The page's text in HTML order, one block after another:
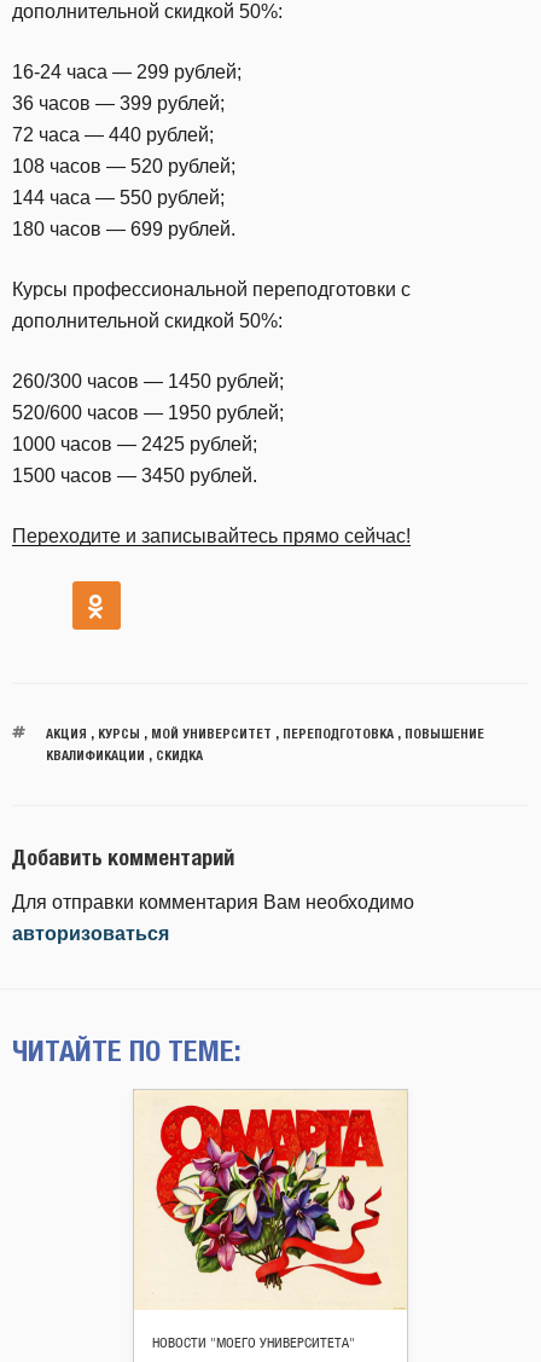
дополнительной скидкой 50%:
16-24 часа — 299 рублей;
36 часов — 399 рублей;
72 часа — 440 рублей;
108 часов — 520 рублей;
144 часа — 550 рублей;
180 часов — 699 рублей.
Курсы профессиональной переподготовки с
дополнительной скидкой 50%:
260/300 часов — 1450 рублей;
520/600 часов — 1950 рублей;
1000 часов — 2425 рублей;
1500 часов — 3450 рублей.
Переходите и записывайтесь прямо сейчас!
АКЦИЯ , КУРСЫ , МОЙ УНИВЕРСИТЕТ , ПЕРЕПОДГОТОВКА, ПОВЫШЕНИЕ
КВАЛИФИКАЦИИ , СКИДКА
Добавить комментарий
Для отправки комментария Вам необходимо
авторизоваться
ЧИТАЙТЕ ПО ТЕМЕ:
НОВОСТИ "МОЕГО УНИВЕРСИТЕТА"